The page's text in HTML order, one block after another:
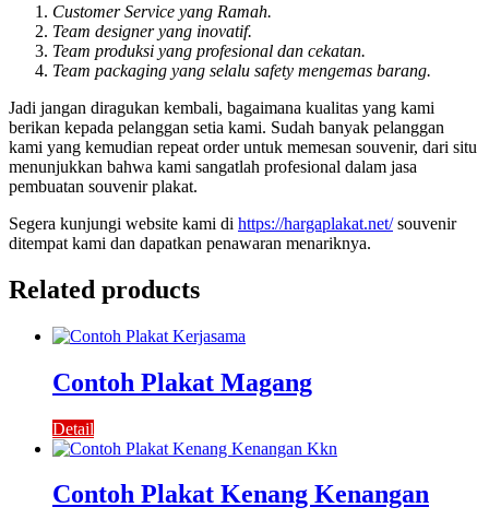
Customer Service yang Ramah.
Team designer yang inovatif.
Team produksi yang profesional dan cekatan.
Team packaging yang selalu safety mengemas barang.
Jadi jangan diragukan kembali, bagaimana kualitas yang kami
berikan kepada pelanggan setia kami. Sudah banyak pelanggan
kami yang kemudian repeat order untuk memesan souvenir, dari situ
menunjukkan bahwa kami sangatlah profesional dalam jasa
pembuatan souvenir plakat.
Segera kunjungi website kami di https://hargaplakat.net/souvenir
ditempat kami dan dapatkan penawaran menariknya.
Related products
Contoh Plakat Magang
Detail
Contoh Plakat Kenang Kenangan